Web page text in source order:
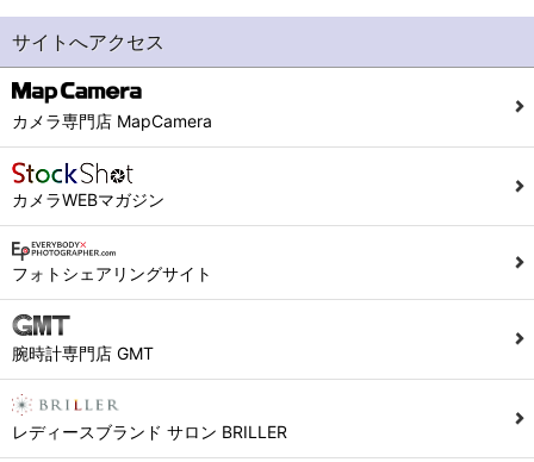
サイトへアクセス
カメラ専門店 MapCamera
カメラWEBマガジン
フォトシェアリングサイト
腕時計専門店 GMT
レディースブランド サロン BRILLER